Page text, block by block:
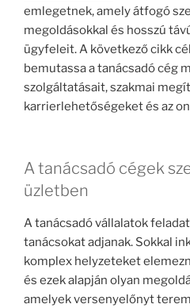
emlegetnek, amely átfogó
megoldásokkal és hosszú
ügyfeleit. A következő cikk
bemutassa a tanácsadó cég
szolgáltatásait, szakmai
karrierlehetőségeket és az
A tanácsadó cégek
üzletben
A tanácsadó vállalatok
tanácsokat adjanak. Sokkal
komplex helyzeteket
és ezek alapján olyan
amelyek versenyelőnyt